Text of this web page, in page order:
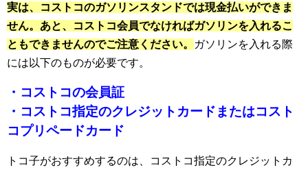
実は、コストコのガソリンスタンドでは現金払いができま
せん。あと、コストコ会員でなければガソリンを入れるこ
ともできませんのでご注意ください。
ガソリンを入れる際
には以下のものが必要です。
・コストコの会員証
・コストコ指定のクレジットカードまたはコスト
コプリペードカード
トコ子がおすすめするのは、コストコ指定のクレジットカ